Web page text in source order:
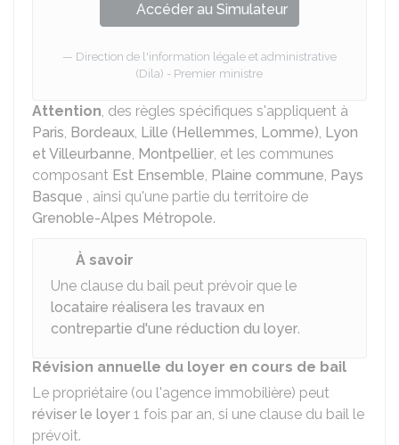
Accéder au Simulateur
Direction de l'information légale et administrative
(Dila) - Premier ministre
Attention, des règles spécifiques s'appliquent à
Paris, Bordeaux, Lille (Hellemmes, Lomme), Lyon
et Villeurbanne, Montpellier, et les communes
composant Est Ensemble, Plaine commune, Pays
Basque , ainsi qu'une partie du territoire de
Grenoble-Alpes Métropole.
À savoir
Une clause du bail peut prévoir que le
locataire réalisera les travaux en
contrepartie d'une réduction du loyer.
Révision annuelle du loyer en cours de bail
Le propriétaire (ou l'agence immobilière) peut
réviser le loyer 1 fois par an, si une clause du bail le
prévoit.